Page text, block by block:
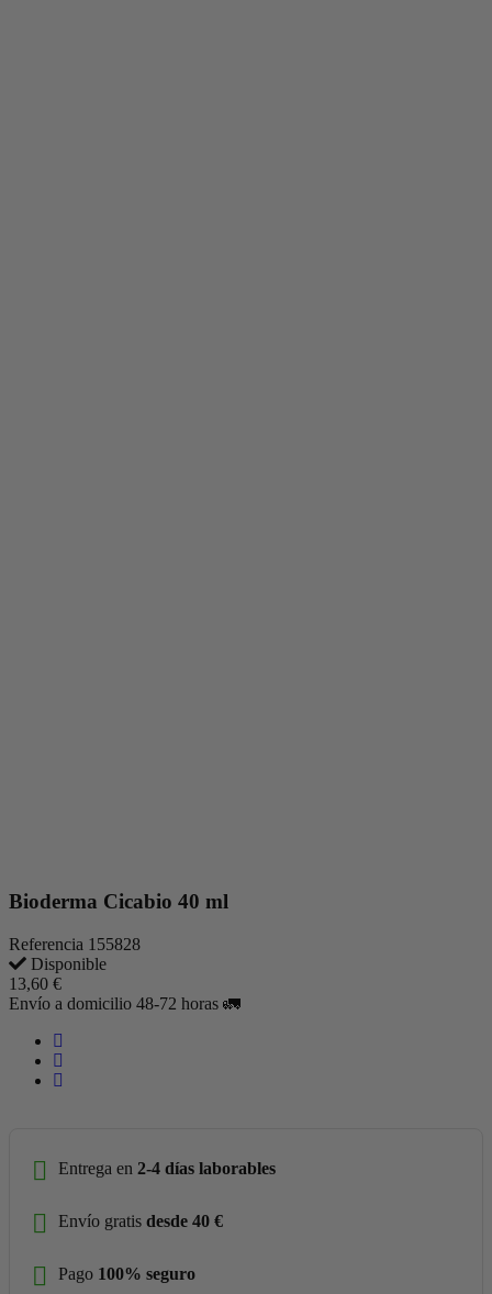
Bioderma Cicabio 40 ml
Referencia 155828
Disponible
13,60 €
Envío a domicilio 48-72 horas 🚛
Entrega en 2-4 días laborables
Envío gratis desde 40 €
Pago 100% seguro